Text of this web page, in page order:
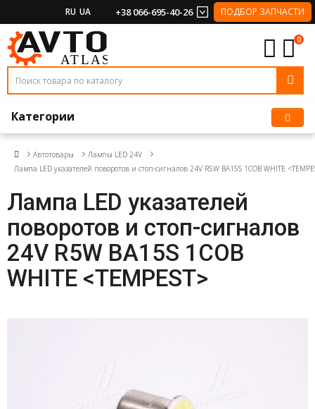
RU UA +38 066-695-40-26 ПОДБОР ЗАПЧАСТИ
0
Категории
Автотовары
Лампы LED 24V
Лампа LED указателей поворотов и стоп-сигналов 24V R5W BA15S 1COB WHITE
Лампа LED указателей
поворотов и стоп-сигналов
24V R5W BA15S 1COB
WHITE <TEMPEST>